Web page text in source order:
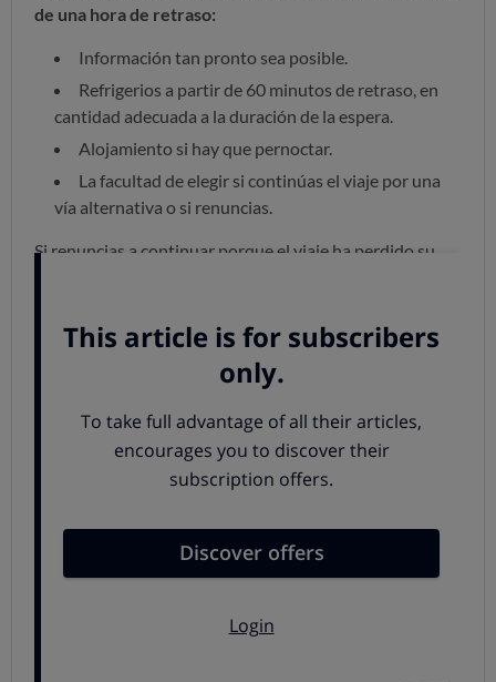
de una hora de retraso:
Información tan pronto sea posible.
Refrigerios a partir de 60 minutos de retraso, en
cantidad adecuada a la duración de la espera.
Alojamiento si hay que pernoctar.
La facultad de elegir si continúas el viaje por una
vía alternativa o si renuncias.
Si renuncias a continuar porque el viaje ha perdido su
precio del billete correspondiente a la parte de viaje no
continuar ya no tiene sentido. Además, salvo que el
problema tuviera lugar en tu punto de partida, deben
proporcionarte un servicio de regreso lo antes posible.
Si decides continuar el viaje, pueden ocurrir dos cosas
hayan informado de las posibilidades que hay de llevarte
a tu destino, o que no lo hayan hecho, en cuyo caso
costes “necesarios, adecuados y razonables” de tu